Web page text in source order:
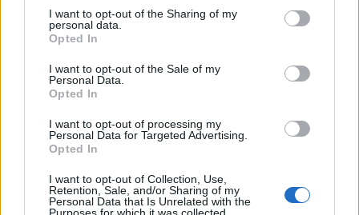
I want to opt-out of the Sharing of my
personal data.
Opted In
I want to opt-out of the Sale of my
Personal Data.
Opted In
I want to opt-out of processing my
Personal Data for Targeted Advertising.
Opted In
I want to opt-out of Collection, Use,
Retention, Sale, and/or Sharing of my
Personal Data that Is Unrelated with the
Purposes for which it was collected.
καλύπτει το χαμένο έδαφος του Ιουλίου
ΚΟΣΜΟΣ 15:24